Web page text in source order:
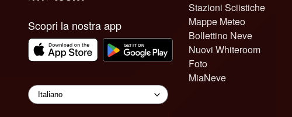
Scopri la nostra app
Stazioni Sciistiche
Mappe Meteo
Bollettino Neve
Nuovi Whiteroom
Foto
MiaNeve